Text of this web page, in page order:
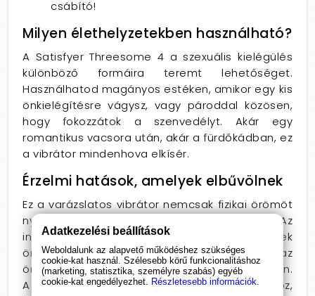
csábító!
Milyen élethelyzetekben használható?
A Satisfyer Threesome 4 a szexuális kielégülés
különböző formáira teremt lehetőséget.
Használhatod magányos estéken, amikor egy kis
önkielégítésre vágysz, vagy pároddal közösen,
hogy fokozzátok a szenvedélyt. Akár egy
romantikus vacsora után, akár a fürdőkádban, ez
a vibrátor mindenhova elkísér.
Érzelmi hatások, amelyek elbűvölnek
Ez a varázslatos vibrátor nemcsak fizikai örömöt
nyújt, hanem érzelmi kapcsolatokat is mélyít. Az
intenzív élvezet és az izgalom felfedezésének
öröme új szintre emeli a szexualitást, növeli az
önbizalmadat, és segít a felfedezés izgalmában.
A Satisfyer Threesome 4 nem csak eszköz,
Adatkezelési beállítások
Weboldalunk az alapvető működéshez szükséges
cookie-kat használ. Szélesebb körű funkcionalitáshoz
(marketing, statisztika, személyre szabás) egyéb
cookie-kat engedélyezhet. Részletesebb információk.